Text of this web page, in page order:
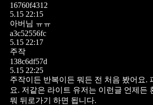
16760f4312
5.15 22:15
아버님 ㅠㅠ
a3c52556fc
5.15 22:17
주작
138c6df57d
5.15 22:25
주작이든 반복이든 뭐든 전 처음 봤어요.
요. 저같은 라이트 유저는 이런글 언제든
뭐 뒤로가기 하면 됩니다.